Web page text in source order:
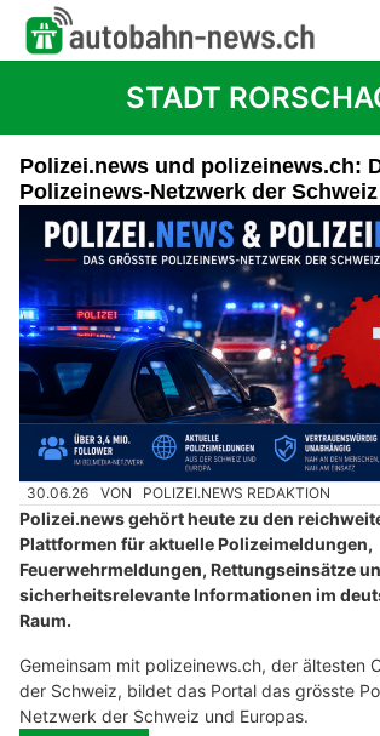
STADT
Polizei.news und polizeinews.ch:
Polizeinews-Netzwerk der
30.06.26 VON POLIZEI.NEWS REDAKTION
Polizei.news gehört heute zu den
Plattformen für aktuelle Polizeimeldungen,
Feuerwehrmeldungen, Rettungseinsätze
sicherheitsrelevante Informationen im
Raum.
Gemeinsam mit polizeinews.ch, der ältesten
der Schweiz, bildet das Portal das grösste
Netzwerk der Schweiz und Europas.